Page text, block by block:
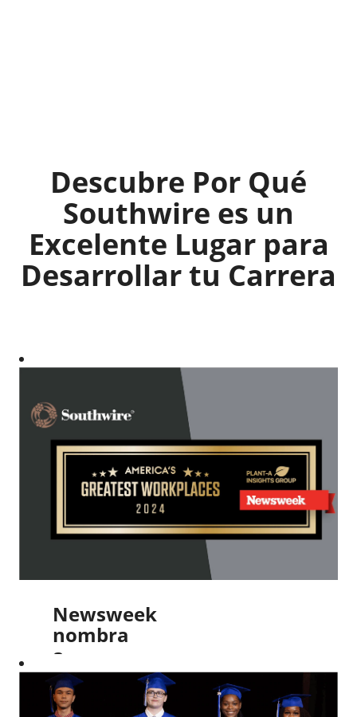
Descubre Por Qué
Southwire es un
Excelente Lugar para
Desarrollar tu Carrera
Newsweek
nombra
a
Southwire
como